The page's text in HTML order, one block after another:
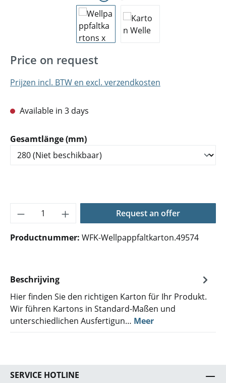
Price on request
Prijzen incl. BTW en excl. verzendkosten
Available in 3 days
Selecteer
Gesamtlänge (mm)
Producthoeveelheid: Voer de gewenste
Request an offer
Productnummer: WFK-Wellpappfaltkarton.49574
Beschrijving
Hier finden Sie den richtigen Karton für Ihr Produkt.
Wir führen Kartons in Standard-Maßen und
unterschiedlichen Ausfertigun… Meer
SERVICE HOTLINE